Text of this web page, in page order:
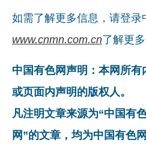
如需了解更多信息，请登录
www.cnmn.com.cn了解更多
中国有色网声明：本网所
或页面内声明的版权人。
凡注明文章来源为“中国有
网”的文章，均为中国有色